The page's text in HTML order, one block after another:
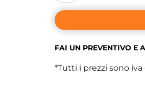
FAI UN PREVENTIVO E
*Tutti i prezzi sono iva